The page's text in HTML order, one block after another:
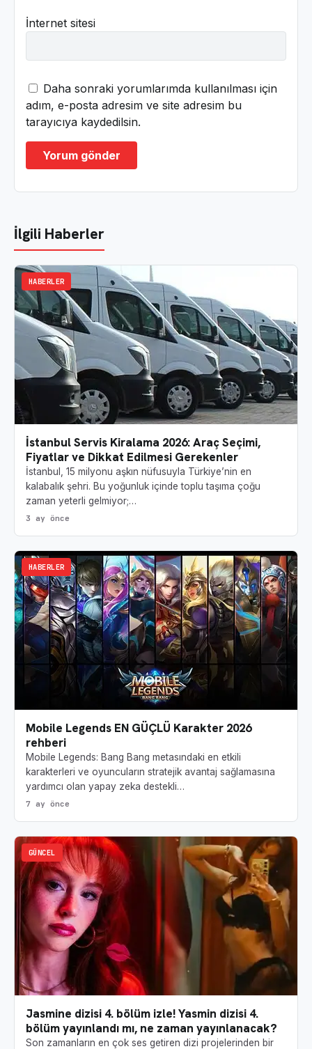
İnternet sitesi
Daha sonraki yorumlarımda kullanılması için
adım, e-posta adresim ve site adresim bu
tarayıcıya kaydedilsin.
İlgili Haberler
HABERLER
İstanbul Servis Kiralama 2026: Araç Seçimi,
Fiyatlar ve Dikkat Edilmesi Gerekenler
İstanbul, 15 milyonu aşkın nüfusuyla Türkiye’nin en
kalabalık şehri. Bu yoğunluk içinde toplu taşıma çoğu
zaman yeterli gelmiyor;…
3 ay önce
HABERLER
Mobile Legends EN GÜÇLÜ Karakter 2026
rehberi
Mobile Legends: Bang Bang metasındaki en etkili
karakterleri ve oyuncuların stratejik avantaj sağlamasına
yardımcı olan yapay zeka destekli…
7 ay önce
GÜNCEL
Jasmine dizisi 4. bölüm izle! Yasmin dizisi 4.
bölüm yayınlandı mı, ne zaman yayınlanacak?
Son zamanların en çok ses getiren dizi projelerinden bir